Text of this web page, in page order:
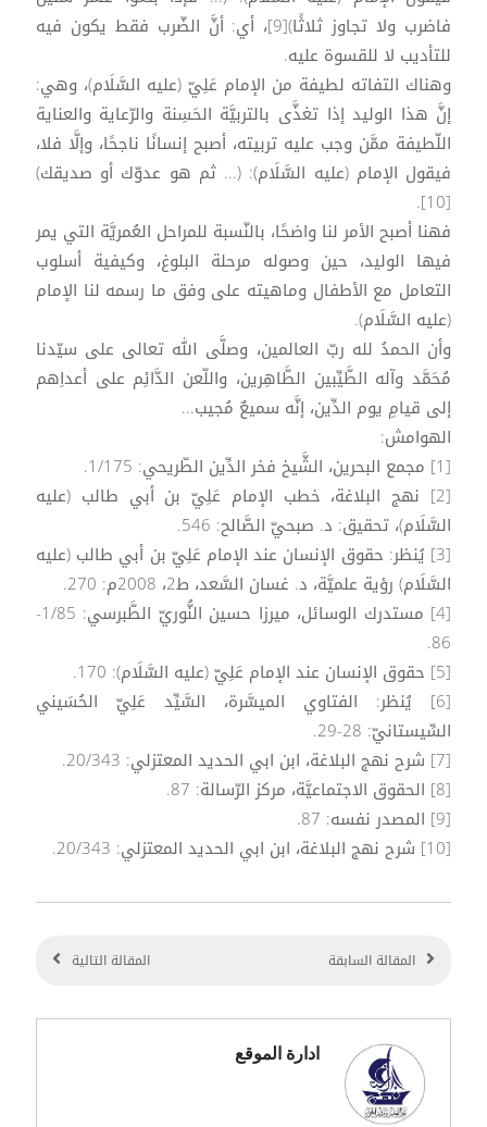
فاضرب ولا تجاوز ثلاثًا)[9]، أي: أنَّ الضّرب فقط يكون فيه
للتأديب لا للقسوة عليه.
وهناك التفاته لطيفة من الإمام عَلِيّ (عليه السَّلَام)، وهي:
إنَّ هذا الوليد إذا تغذَّى بالتربيَّة الحَسِنة والرّعاية والعناية
اللّطيفة ممَّن وجب عليه تربيته، أصبح إنسانًا ناجحًا، وإلَّا فلا،
فيقول الإمام (عليه السَّلَام): (... ثم هو عدوّك أو صديقك)
[10].
فهنا أصبح الأمر لنا واضحًا، بالنّسبة للمراحل العُمريَّة التي يمر
فيها الوليد، حين وصوله مرحلة البلوغ، وكيفية أسلوب
التعامل مع الأطفال وماهيته على وفق ما رسمه لنا الإمام
(عليه السَّلَام).
وأن الحمدُ لله ربّ العالمين، وصلَّى الله تعالى على سيّدنا
مُحَمَّد وآله الطَّيِّبين الطَّاهِرين، واللّعن الدَّائِم على أعداِهم
إلى قيامِ يوم الدِّين، إنَّه سميعٌ مُجيب...
الهوامش:
[1] مجمع البحرين، الشَّيخ فخر الدِّين الطّريحي: 1/175.
[2] نهج البلاغة، خطب الإمام عَلِيّ بن أبي طالب (عليه
السَّلَام)، تحقيق: د. صبحيّ الصَّالح: 546.
[3] يُنظر: حقوق الإنسان عند الإمام عَلِيّ بن أبي طالب (عليه
السَّلَام) رؤية علميَّة، د. غسان السَّعد، ط2، 2008م: 270.
[4] مستدرك الوسائل، ميرزا حسين النُّوريّ الطَّبرسي: 1/85-
86.
[5] حقوق الإنسان عند الإمام عَلِيّ (عليه السَّلَام): 170.
[6] يُنظر: الفتاوي الميسَّرة، السَّيِّد عَلِيّ الحُسَيني
السِّيستانيّ: 28-29.
[7] شرح نهج البلاغة، ابن ابي الحديد المعتزلي: 20/343.
[8] الحقوق الاجتماعيَّة، مركز الرّسالة: 87.
[9] المصدر نفسه: 87.
[10] شرح نهج البلاغة، ابن ابي الحديد المعتزلي: 20/343.
المقالة السابقة المقالة التالية
ادارة الموقع